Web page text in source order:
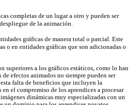
completas de un lugar a otro y pueden ser
de la animación.
gráficas de manera total o parcial. Este
o en entidades gráficas que son adicionadas o
superiores a los gráficos estáticos, como lo han
efectos animados no siempre pueden ser
falta de beneficios que incluyen la
el compromiso de los aprendices a procesar
dinámicas muy especializadas con un